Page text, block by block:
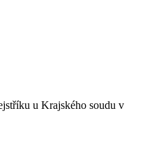
u Krajského soudu v